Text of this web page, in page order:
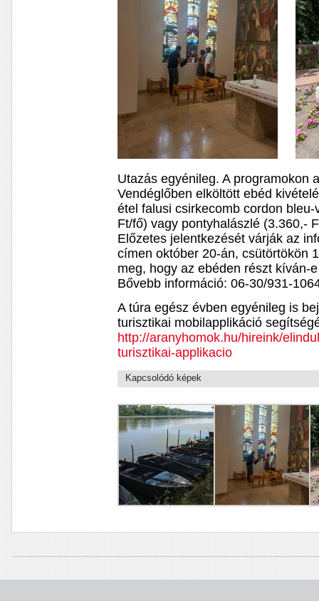
Utazás egyénileg. A programokon
Vendéglőben elköltött ebéd
étel falusi csirkecomb cordon
Ft/fő) vagy pontyhalászlé (3.360,-
Előzetes jelentkezését várják az
címen október 20-án, csütörtökön
meg, hogy az ebéden részt kíván-
Bővebb információ: 06-30/931-
A túra egész évben egyénileg is
turisztikai mobilapplikáció
http://aranyhomok.hu/hireink/
turisztikai-applikacio
Kapcsolódó képek